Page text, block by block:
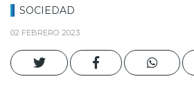
SOCIEDAD
02 FEBRERO 2023